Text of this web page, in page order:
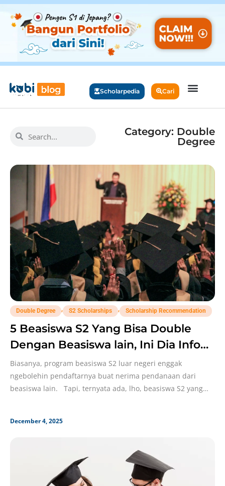
Scholarpedia Cari
Category: Double
Degree
Double Degree S2 Scholarships Scholarship Recommendation
5 Beasiswa S2 Yang Bisa Double
Dengan Beasiswa lain, Ini Dia Info
Selengkapnya!
Biasanya, program beasiswa S2 luar negeri enggak
ngebolehin pendaftarnya buat nerima pendanaan dari
beasiswa lain. Tapi, ternyata ada, lho, beasiswa S2 yang
December 4, 2025